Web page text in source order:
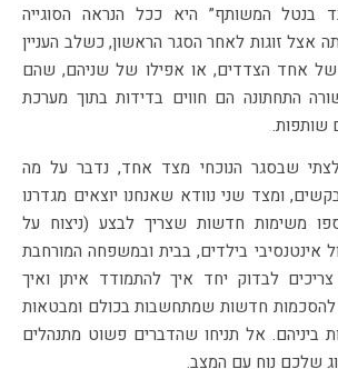
בנטל המשותף” היא ככל הנראה הסוגייה
אצל זוגות לאחר הסגר הראשון, כשלב העניין
של אחד הצדדים, או אפילו של שניהם, שהם
התחתונה הם חווים בדידות בתוך מערכת
שותפות.
שבסגר הנוכחי מצד אחד, נדבר על מה
ומצד שני נוודא שאנחנו יוצאים מגדרנו
משימות חדשות שצריך לבצע (ניצוח על
אינטנסיבי בילדים, בבית ובמשפחה המורחבת
צריכים לבדוק יחד איך להתמודד איתן ואיך
להסכמות חדשות שמתחשבות בכולם ומבטאות
ביניהם. אל תניחו שהדברים פשוט מתנהלים
שלכם נוח עם המצב.